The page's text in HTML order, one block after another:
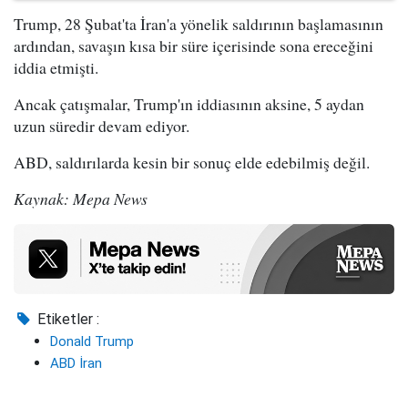
Trump, 28 Şubat'ta İran'a yönelik saldırının başlamasının
ardından, savaşın kısa bir süre içerisinde sona ereceğini
iddia etmişti.
Ancak çatışmalar, Trump'ın iddiasının aksine, 5 aydan
uzun süredir devam ediyor.
ABD, saldırılarda kesin bir sonuç elde edebilmiş değil.
Kaynak: Mepa News
Etiketler :
Donald Trump
ABD İran